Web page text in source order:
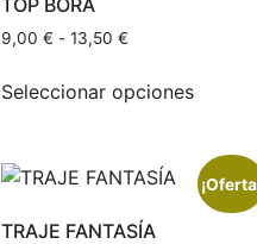
TOP BORA
9,00 € - 13,50 €
Seleccionar opciones
TRAJE FANTASÍA